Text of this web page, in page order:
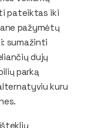
pateiktas iki
pažymėtų
sumažinti
dujų
parką
kuru